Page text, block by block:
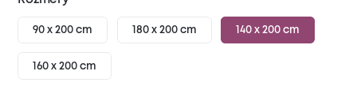
90 x 200 cm 180 x 200 cm 140 x 200 cm
160 x 200 cm